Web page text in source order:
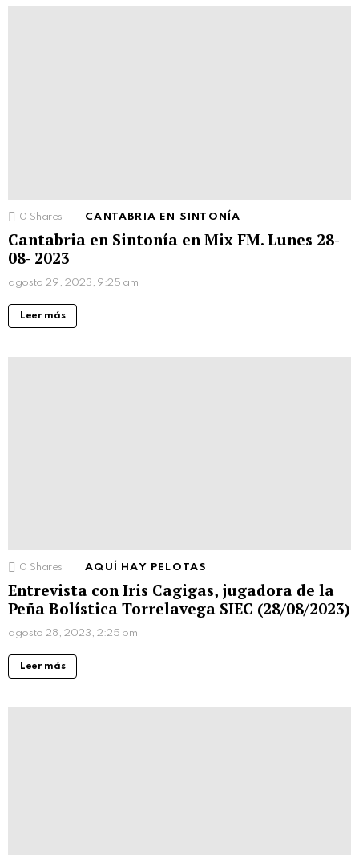
0 Shares CANTABRIA EN SINTONÍA
Cantabria en Sintonía en Mix FM. Lunes 28-
08- 2023
agosto 29, 2023, 9:25 am
Leer más
0 Shares AQUÍ HAY PELOTAS
Entrevista con Iris Cagigas, jugadora de la
Peña Bolística Torrelavega SIEC (28/08/2023)
agosto 28, 2023, 2:25 pm
Leer más